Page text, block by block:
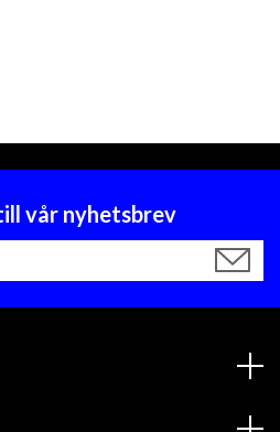
vår nyhetsbrev